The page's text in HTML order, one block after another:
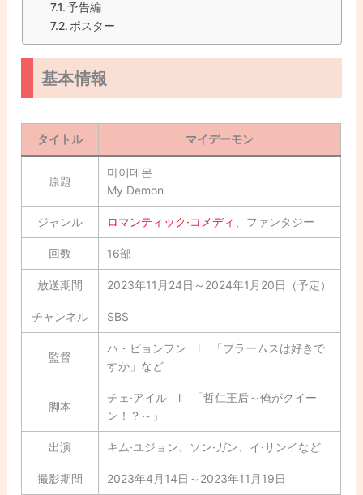
予告編
ポスター
基本情報
タイトル マイデーモン
原題
마이데몬
My Demon
ジャンル ロマンティック·コメディ 、ファンタジー
回数 16部
放送期間 2023年11月24日～2024年1月20日（予定）
チャンネル SBS
監督
ハ・ビョンフン l 「ブラームスは好きで
すか」など
脚本
チェ·アイル l 「哲仁王后～俺がクイー
ン！？～」
出演 キム·ユジョン、ソン·ガン、イ·サンイなど
撮影期間 2023年4月14日～2023年11月19日